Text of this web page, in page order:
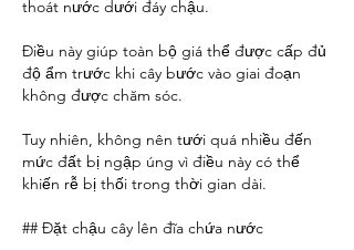
thoát nước dưới đáy chậu.
Điều này giúp toàn bộ giá thể được cấp đủ
độ ẩm trước khi cây bước vào giai đoạn
không được chăm sóc.
Tuy nhiên, không nên tưới quá nhiều đến
mức đất bị ngập úng vì điều này có thể
khiến rễ bị thối trong thời gian dài.
## Đặt chậu cây lên đĩa chứa nước